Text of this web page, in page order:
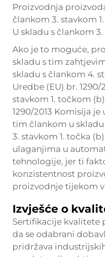
Proizvodnja
člankom 3. stavkom
U skladu s člankom
Ako je to moguće,
skladu s tim
skladu s člankom 4.
Uredbe (EU) br. 1290/
stavkom 1. točkom
1290/2013 Komisija
tim člankom u
3. stavkom 1. točka
ulaganjima u
tehnologije, jer ti
konzistentnost
proizvodnje tijekom
Izvješće o
Sertifikacije kvalitete
da se odabrani
pridržava